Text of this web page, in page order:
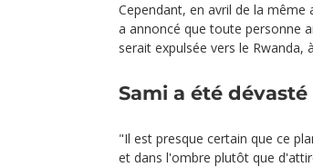
Cependant, en avril de la même
a annoncé que toute personne
serait expulsée vers le Rwanda,
Sami a été
"Il est presque certain que ce
et dans l'ombre plutôt que